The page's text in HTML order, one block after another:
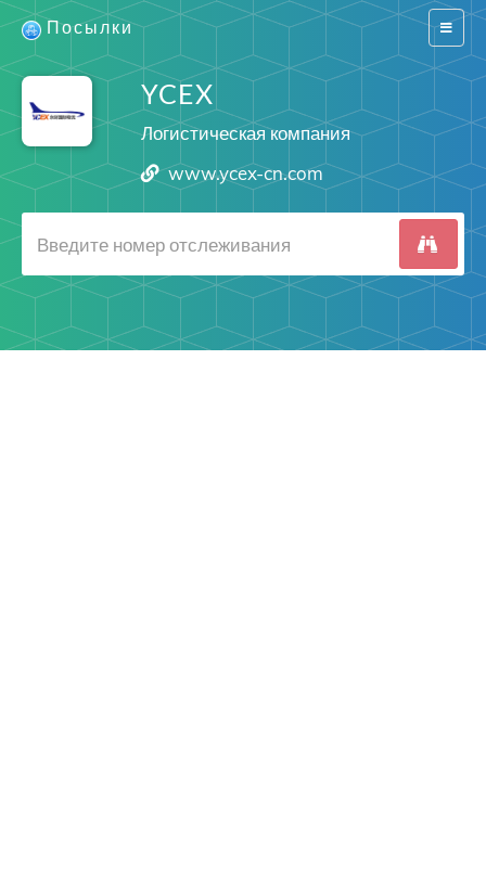
Switch
Посылки
YCEX
Логистическая компания
www.ycex-cn.com